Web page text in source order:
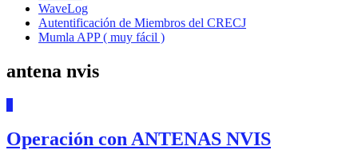
WaveLog
Autentificación de Miembros del CRECJ
Mumla APP ( muy fácil )
antena nvis
Operación con ANTENAS NVIS